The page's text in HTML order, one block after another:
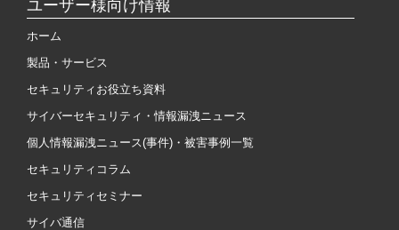
ユーザー様向け情報
ホーム
製品・サービス
セキュリティお役立ち資料
サイバーセキュリティ・情報漏洩ニュース
個人情報漏洩ニュース(事件)・被害事例一覧
セキュリティコラム
セキュリティセミナー
サイバ通信